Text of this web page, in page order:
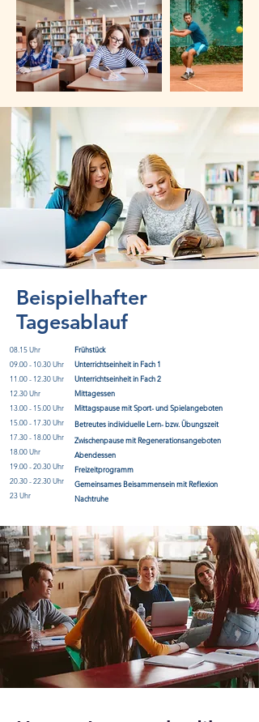
Beispielhafter
Tagesablauf
08.15 Uhr
09.00 - 10.30Uhr
11.00 - 12.30Uhr
12.30 Uhr
13.00 - 15.00Uhr
15.00 - 17.30Uhr
17.30 - 18.00Uhr
18.00 Uhr
19.00 - 20.30Uhr
20.30 - 22.30Uhr
23 Uhr
Frühstück
Unterrichtseinheit in Fach 1
Unterrichtseinheit in Fach 2
Mittagessen
Mittagspause mit Sport- und Spielangeboten
Betreutesindividuelle Lern- bzw. Übungszeit
Zwischenpause mit Regenerationsangeboten
Abendessen
Freizeitprogramm
Gemeinsames Beisammensein mit Reflexion
Nachtruhe